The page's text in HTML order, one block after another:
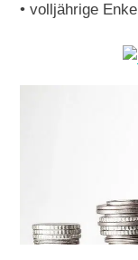
• volljährige